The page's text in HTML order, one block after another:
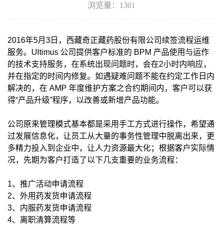
浏览量：1301
2016年5月3日，西藏奇正藏药股份有限公司续签流程运维
服务。Ultimus 公司提供客户标准的 BPM 产品使用与运作
的技术支持服务，在系统出现问题时，会在2小时内响应，
并在指定的时间内修复。如遇疑难问题不能在约定工作日内
解决的，在 AMP 年度维护方案之合约期间内，客户可以获
得“产品升级”程序，以改善或新增产品功能。
公司原来管理模式基本都是采用手工方式进行操作，希望通
过发展信息化，让员工从大量的事务性管理中脱离出来，更
多精力投入到企业中，让人力资源最大化；根据客户实际情
况，先期为客户打造了以下几支重要的业务流程：
1、推广活动申请流程
2、外用药发货申请流程
3、内服药发货申请流程
4、离职清算流程等